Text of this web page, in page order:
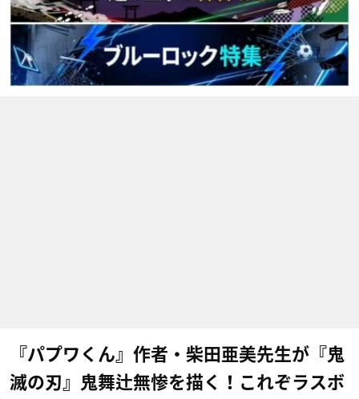
『パプワくん』作者・柴田亜美先生が『鬼
滅の刃』鬼舞辻無惨を描く！これぞラスボ